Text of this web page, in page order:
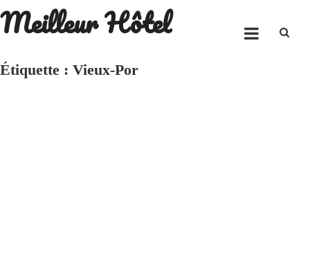
Skip
to
Meilleur Hôtel
Étiquette : Vieux-Por